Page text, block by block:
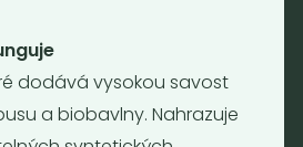
dodává vysokou savost
a biobavlny. Nahrazuje